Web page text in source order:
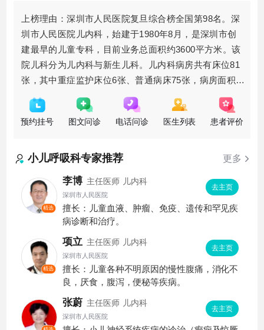
上榜理由：深圳市人民医院复旦综合榜全国第98名。深
圳市人民医院儿内科，始建于1980年8月，是深圳市创
建最早的儿童专科，目前业务总面积约3600平方米。该
院儿科分为儿内科与新生儿科。儿内科病房共有床位81
张，其中重症监护床位6张、普通病床75张，病房面积
1800平方米。2006年9月27日中国健康教育协会小
预约挂号 图文问诊 电话问诊 医生列表 患者评价
小儿呼吸科专家推荐 更多
精选
李博 主任医师 儿内科
深圳市人民医院
去主页
擅长：儿童血液、肿瘤、免疫、遗传和罕见疾
病诊断和治疗。
精选
项立 主任医师 儿内科
深圳市人民医院
去主页
擅长：儿童各种不明原因的慢性腹痛，消化不
良，厌食，腹泻，便秘等疾病。
张蔚 主任医师 儿内科
深圳市人民医院
去主页